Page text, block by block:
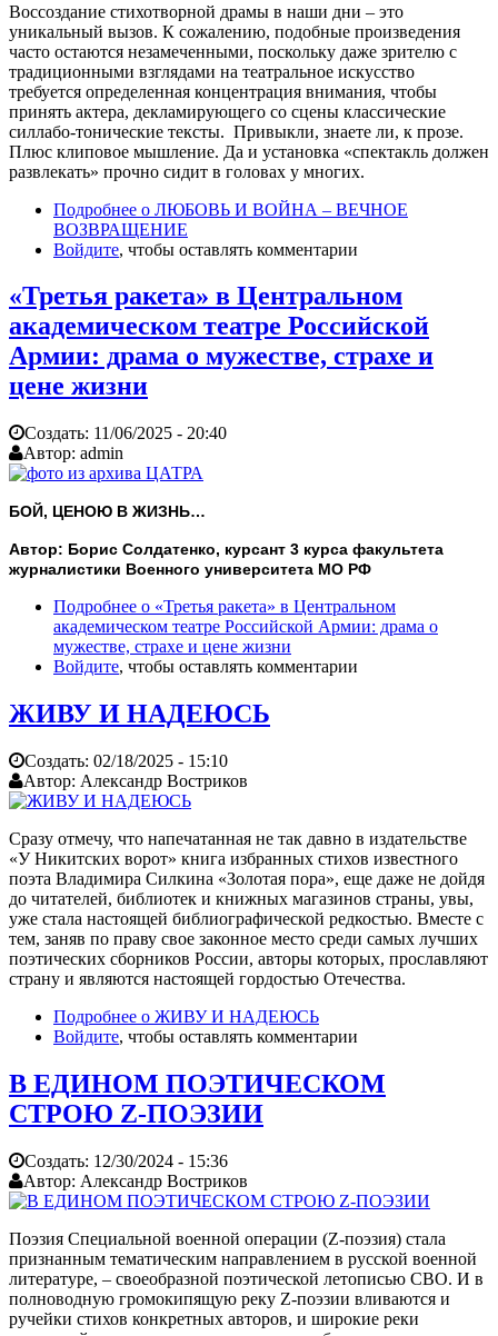
Воссоздание стихотворной драмы в наши дни – это
уникальный вызов. К сожалению, подобные произведения
часто остаются незамеченными, поскольку даже зрителю с
традиционными взглядами на театральное искусство
требуется определенная концентрация внимания, чтобы
принять актера, декламирующего со сцены классические
силлабо-тонические тексты. Привыкли, знаете ли, к прозе.
Плюс клиповое мышление. Да и установка «спектакль должен
развлекать» прочно сидит в головах у многих.
Подробнее о ЛЮБОВЬ И ВОЙНА – ВЕЧНОЕ
ВОЗВРАЩЕНИЕ
Войдите, чтобы оставлять комментарии
«Третья ракета» в Центральном
академическом театре Российской
Армии: драма о мужестве, страхе и
цене жизни
Создать: 11/06/2025 - 20:40
Автор: admin
БОЙ, ЦЕНОЮ В ЖИЗНЬ…
Автор: Борис Солдатенко, курсант 3 курса факультета
журналистики Военного университета МО РФ
Подробнее о «Третья ракета» в Центральном
академическом театре Российской Армии: драма о
мужестве, страхе и цене жизни
Войдите, чтобы оставлять комментарии
ЖИВУ И НАДЕЮСЬ
Создать: 02/18/2025 - 15:10
Автор: Александр Востриков
Сразу отмечу, что напечатанная не так давно в издательстве
«У Никитских ворот» книга избранных стихов известного
поэта Владимира Силкина «Золотая пора», еще даже не дойдя
до читателей, библиотек и книжных магазинов страны, увы,
уже стала настоящей библиографической редкостью. Вместе с
тем, заняв по праву свое законное место среди самых лучших
поэтических сборников России, авторы которых, прославляют
страну и являются настоящей гордостью Отечества.
Подробнее о ЖИВУ И НАДЕЮСЬ
Войдите, чтобы оставлять комментарии
В ЕДИНОМ ПОЭТИЧЕСКОМ
СТРОЮ Z-ПОЭЗИИ
Создать: 12/30/2024 - 15:36
Автор: Александр Востриков
Поэзия Специальной военной операции (Z-поэзия) стала
признанным тематическим направлением в русской военной
литературе, – своеобразной поэтической летописью СВО. И в
полноводную громокипящую реку Z-поэзии вливаются и
ручейки стихов конкретных авторов, и широкие реки